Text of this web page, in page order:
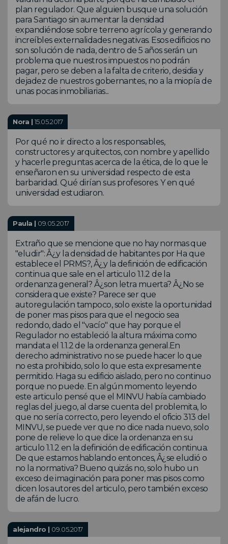
plan regulador. Que alguien busque una solución
para Santiago sin aumentar la densidad
expandiéndose sobre terreno agrícola y generando
increíbles externalidades negativas. Esos edificios no
son solución de nada, dentro de 5 años serán un
problema que nuestros impuestos no podrán
pagar, pero se deben a la falta de criterio, desidia y
dejadez de nuestros gobernantes, no a la miopía de
unas pocas inmobiliarias...
Nora | 15.05.2017
Por qué no ir directo a los responsables,
constructores y arquitectos, con nombre y apellido
y hacerle preguntas acerca de la ética, de lo que le
enseñaron en su universidad respecto de esta
barbaridad. Qué dirían sus profesores. Y en qué
universidad estudiaron.
Paula | 09.05.2017
Extraño que se mencione que no hay normas que
"eludir": Â¿y la densidad de habitantes por Ha que
establece el PRMS?, Â¿y la definición de edificación
continua que sale en el articulo 1.1.2 de la
ordenanza general? Â¿son letra muerta? Â¿No se
considera que existe? Parece ser que
autoregulación tampoco, solo existe la oportunidad
de poner mas pisos para que el negocio sea
redondo, dado el "vacío" que hay porque el
Regulador no estableció la altura máxima como
mandata el 1.1.2 de la ordenanza general.En
derecho administrativo no se puede hacer lo que
no esta prohibido, solo lo que esta expresamente
permitido. Haga su edificio aislado, pero no continuo
porque no puede. En algún momento leyendo
este articulo pensé que el MINVU había cambiado
reglas del juego, al darse cuenta del problemita, lo
que no sería correcto, pero leyendo el oficio 313 del
MINVU, se puede ver que no dice nada nuevo, solo
pone de relieve lo que dice la ordenanza en su
articulo 1.1.2 en la definición de edificación continua.
De que estamos hablando entonces, Â¿se eludió o
no la normativa? Bueno quizás no, solo hubo un
exceso de imaginación para poner mas pisos como
dicen los autores del articulo, pero también exceso
de afán de lucro.
alejandro | 09.05.2017